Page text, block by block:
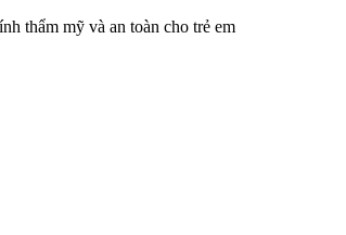
thẩm mỹ và an toàn cho trẻ em